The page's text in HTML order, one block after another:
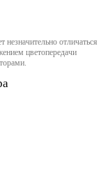
отличаться
цветопередачи